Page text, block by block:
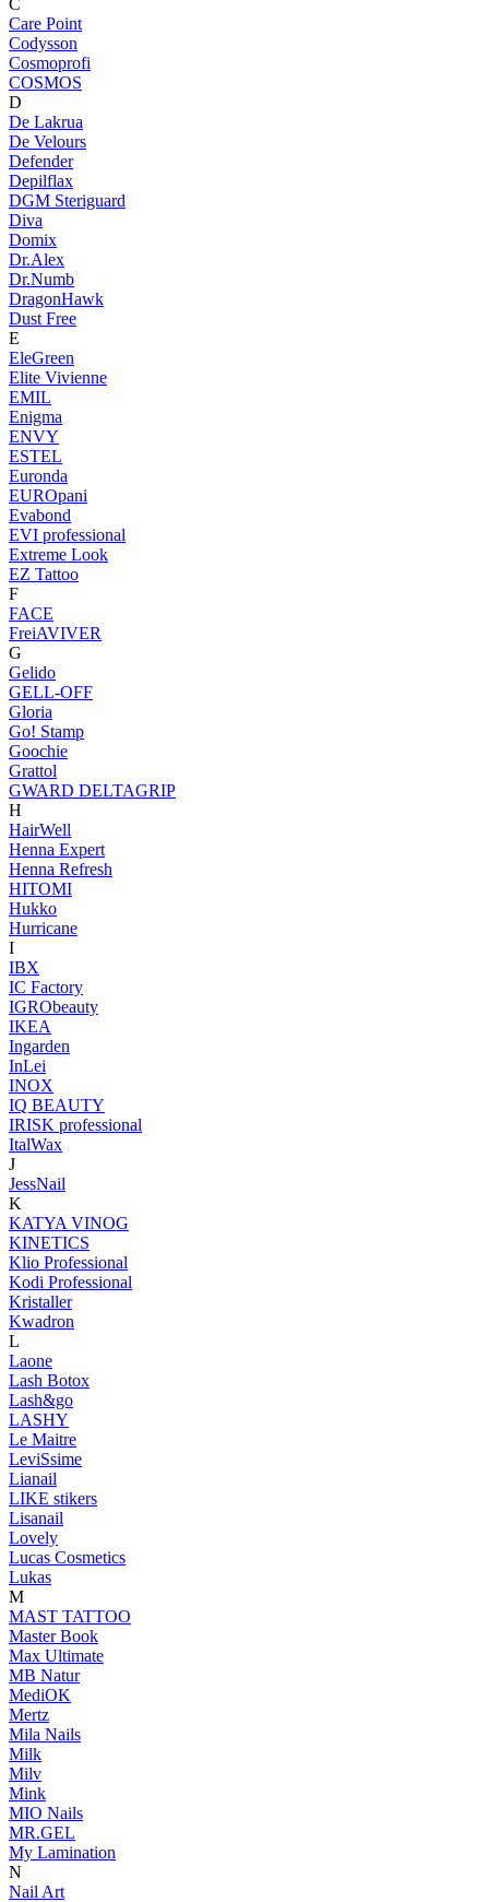
C
Care Point
Codysson
Cosmoprofi
COSMOS
D
De Lakrua
De Velours
Defender
Depilflax
DGM Steriguard
Diva
Domix
Dr.Alex
Dr.Numb
DragonHawk
Dust Free
E
EleGreen
Elite Vivienne
EMIL
Enigma
ENVY
ESTEL
Euronda
EUROpani
Evabond
EVI professional
Extreme Look
EZ Tattoo
F
FACE
FreiAVIVER
G
Gelido
GELL-OFF
Gloria
Go! Stamp
Goochie
Grattol
GWARD DELTAGRIP
H
HairWell
Henna Expert
Henna Refresh
HITOMI
Hukko
Hurricane
I
IBX
IC Factory
IGRObeauty
IKEA
Ingarden
InLei
INOX
IQ BEAUTY
IRISK professional
ItalWax
J
JessNail
K
KATYA VINOG
KINETICS
Klio Professional
Kodi Professional
Kristaller
Kwadron
L
Laone
Lash Botox
Lash&go
LASHY
Le Maitre
LeviSsime
Lianail
LIKE stikers
Lisanail
Lovely
Lucas Cosmetics
Lukas
M
MAST TATTOO
Master Book
Max Ultimate
MB Natur
MediOK
Mertz
Mila Nails
Milk
Milv
Mink
MIO Nails
MR.GEL
My Lamination
N
Nail Art